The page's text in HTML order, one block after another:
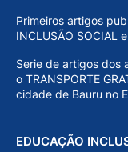
Primeiros artigos
INCLUSÃO SOCIAL
Serie de artigos dos
o TRANSPORTE
cidade de Bauru no
EDUCAÇÃO